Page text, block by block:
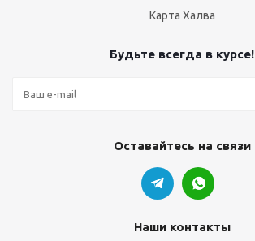
Карта Халва
Будьте всегда в курсе!
Оставайтесь на связи
Наши контакты